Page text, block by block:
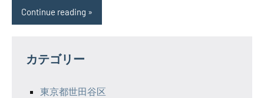
Continue reading
カテゴリー
東京都世田谷区